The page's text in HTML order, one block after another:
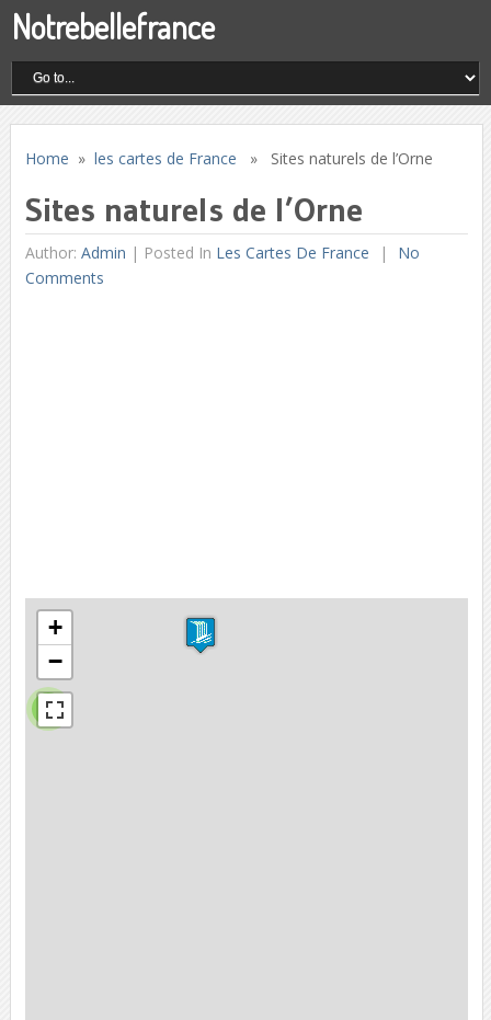
Notrebellefrance
Home » les cartes de France » Sites naturels de l’Orne
Sites naturels de l’Orne
Author: Admin | Posted In Les Cartes De France
No
Comments
2
+
−